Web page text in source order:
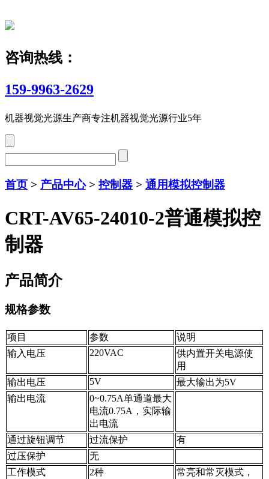
咨询热线：
159-9963-2629
机器视觉光源生产商专注机器视觉光源行业5年
首页 > 产品中心> 控制器 > 通用模拟控制器
CRT-AV65-24010-2普通模拟控
制器
产品简介
规格参数
项目 参数
说明
输入电压
220VAC
供内置开关电源使
用
输出电压
5V
最大输出为5V
输出电流
0~0.75A单通道最大
电流0.75A，实际输
出电流
通过旋钮调节
过流保护
有
过压保护
无
工作模式
2种
常亮和常灭模式，